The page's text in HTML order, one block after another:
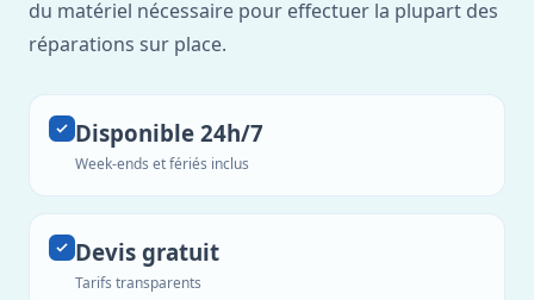
du matériel nécessaire pour effectuer la plupart des
réparations sur place.
Disponible 24h/7
Week-ends et fériés inclus
Devis gratuit
Tarifs transparents